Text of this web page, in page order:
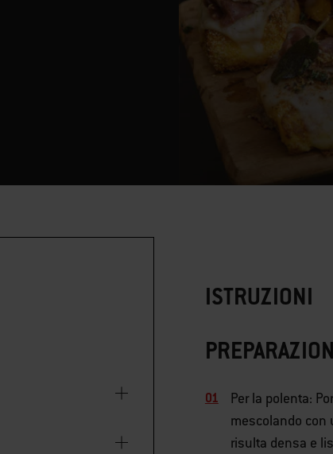
ISTRUZIONI
Per la polenta:
mescolando con
risulta densa e